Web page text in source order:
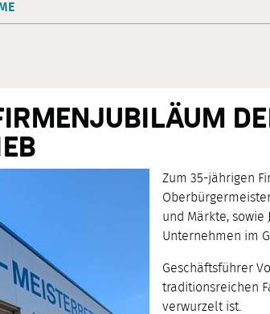
Zum 35-jährigen
und Märkte, sowie
Unternehmen im
Geschäftsführer
traditionsreichen
verwurzelt ist.